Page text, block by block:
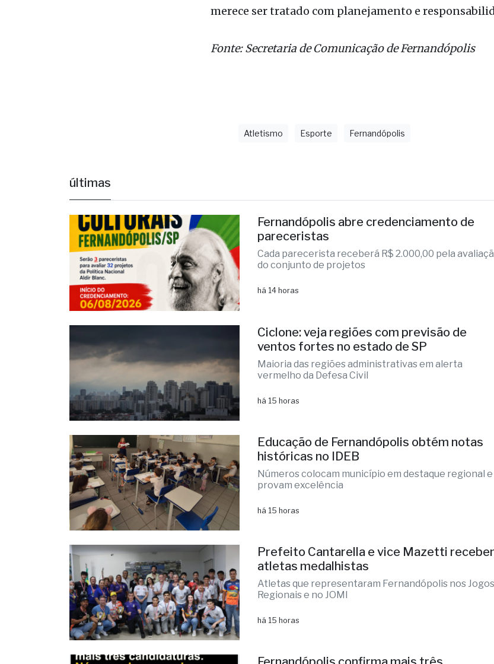
Fonte: Secretaria de Comunicação de Fernandópolis
do conjunto de projetos
há 14 horas
Ciclone: veja regiões com previsão de
vermelho da Defesa Civil
há 15 horas
Educação de Fernandópolis obtém notas
provam excelência
há 15 horas
Prefeito Cantarella e vice Mazetti recebem
Regionais e no JOMI
há 15 horas
Fernandópolis confirma mais três